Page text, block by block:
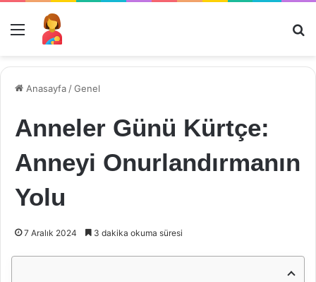
Menü
Anasayfa /Genel
Anneler Günü Kürtçe:
Anneyi Onurlandırmanın
Yolu
7 Aralık 2024 3 dakika okuma süresi